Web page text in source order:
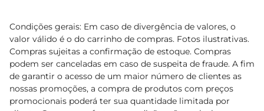
Condições gerais: Em caso de divergência de valores, o
valor válido é o do carrinho de compras. Fotos ilustrativas.
Compras sujeitas a confirmação de estoque. Compras
podem ser canceladas em caso de suspeita de fraude. A fim
de garantir o acesso de um maior número de clientes as
nossas promoções, a compra de produtos com preços
promocionais poderá ter sua quantidade limitada por